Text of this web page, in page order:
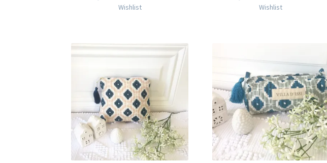
Wishlist
Wishlist